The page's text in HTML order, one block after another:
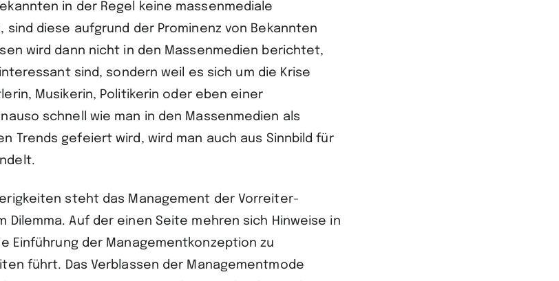
in der Regel keine massenmediale
sind diese aufgrund der Prominenz von Bekannten
wird dann nicht in den Massenmedien berichtet,
sind, sondern weil es sich um die Krise
Musikerin, Politikerin oder eben einer
schnell wie man in den Massenmedien als
Trends gefeiert wird, wird man auch aus Sinnbild für
steht das Management der Vorreiter­
Dilemma. Auf der einen Seite mehren sich Hinweise in
Einführung der Managementkonzeption zu
führt. Das Verblassen der Managementmode